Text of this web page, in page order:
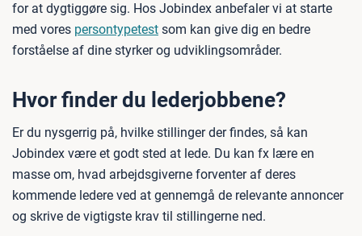
for at dygtiggøre sig. Hos Jobindex anbefaler vi at starte
med vores persontypetest som kan give dig en bedre
forståelse af dine styrker og udviklingsområder.
Hvor finder du lederjobbene?
Er du nysgerrig på, hvilke stillinger der findes, så kan
Jobindex være et godt sted at lede. Du kan fx lære en
masse om, hvad arbejdsgiverne forventer af deres
kommende ledere ved at gennemgå de relevante annoncer
og skrive de vigtigste krav til stillingerne ned.